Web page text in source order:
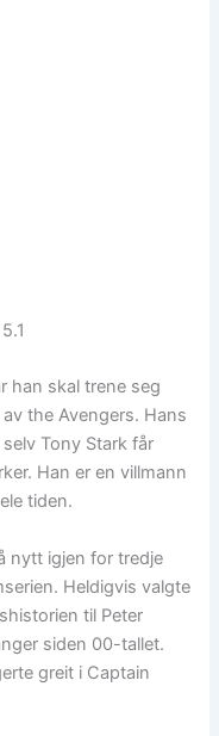
han skal trene seg
the Avengers. Hans
Tony Stark får
Han er en villmann
tiden.
nytt igjen for tredje
Heldigvis valgte
til Peter
siden 00-tallet.
greit i Captain